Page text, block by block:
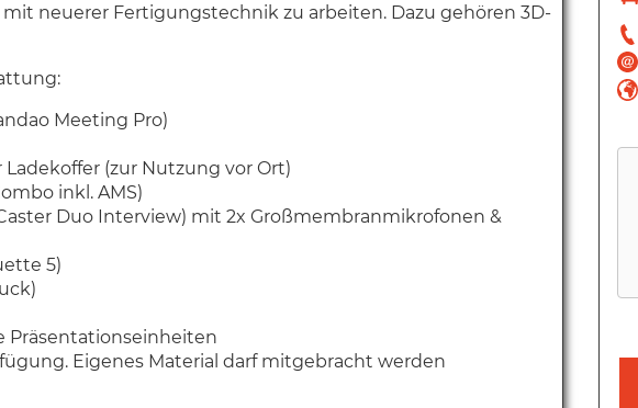
neuerer Fertigungstechnik zu arbeiten. Dazu gehören 3D-
Meeting Pro)
(zur Nutzung vor Ort)
inkl. AMS)
Duo Interview) mit 2x Großmembranmikrofonen &
5)
Präsentationseinheiten
Eigenes Material darf mitgebracht werden